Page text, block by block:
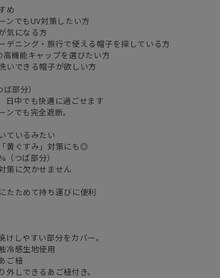
め
ンでもUV対策したい方
気になる方
デニング・旅行で使える帽子を探している方
高機能キャップを選びたい方
いできる帽子が欲しい方
部分）
日中でも快適に過ごせます
ンでも完全遮断。
ているみたい
黄ぐすみ」対策にも◎
つば部分）
策に欠かせません
たためて持ち運びに便利
けしやすい部分をカバー。
冷感生地使用
ご紐
外しできるあご紐付き。